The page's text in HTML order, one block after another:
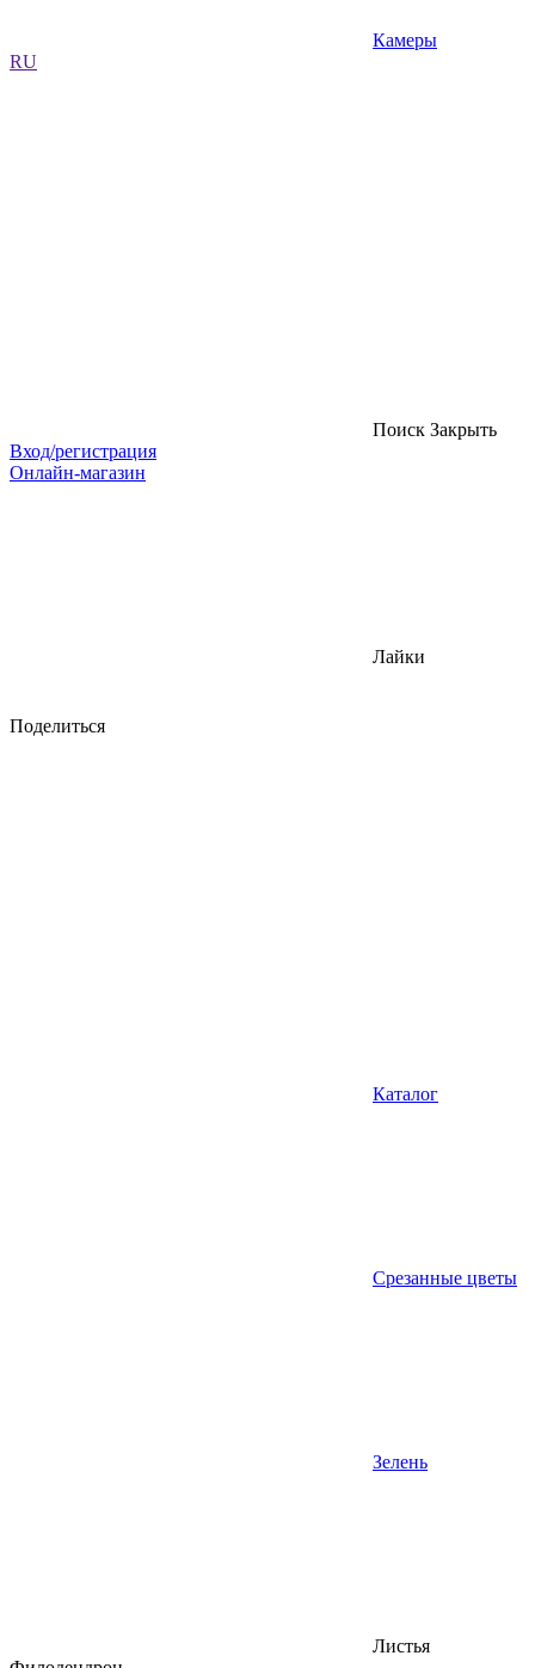
Камеры
RU
Поиск Закрыть
Вход/регистрация
Онлайн-магазин
Лайки
Поделиться
Каталог
Срезанные цветы
Зелень
Листья